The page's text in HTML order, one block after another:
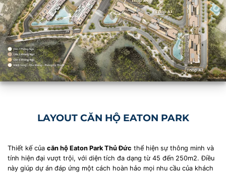
LAYOUT CĂN HỘ EATON PARK
Thiết kế của căn hộ Eaton Park Thủ Đức thể hiện sự thông minh và
tính hiện đại vượt trội, với diện tích đa dạng từ 45 đến 250m2. Điều
này giúp dự án đáp ứng một cách hoàn hảo mọi nhu cầu của khách